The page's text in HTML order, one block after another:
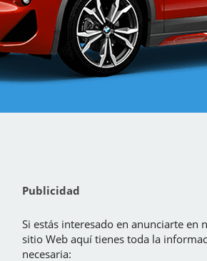
Publicidad
Si estás interesado en anunciarte en
sitio Web aquí tienes toda la
necesaria: